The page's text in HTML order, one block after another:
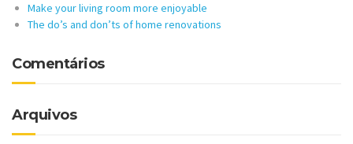
Make your living room more enjoyable
The do’s and don’ts of home renovations
Comentários
Arquivos